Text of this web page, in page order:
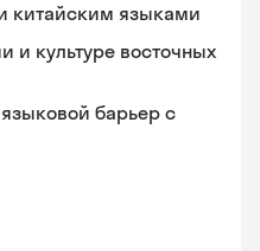
китайским языками
и культуре восточных
барьер с